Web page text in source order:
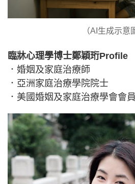
（AI生成示意
臨牀心理學博士鄭穎珩Profile
．婚姻及家庭治療師
．亞洲家庭治療學院院士
．美國婚姻及家庭治療學會會員